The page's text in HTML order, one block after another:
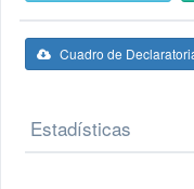
Cuadro de
Estadísticas